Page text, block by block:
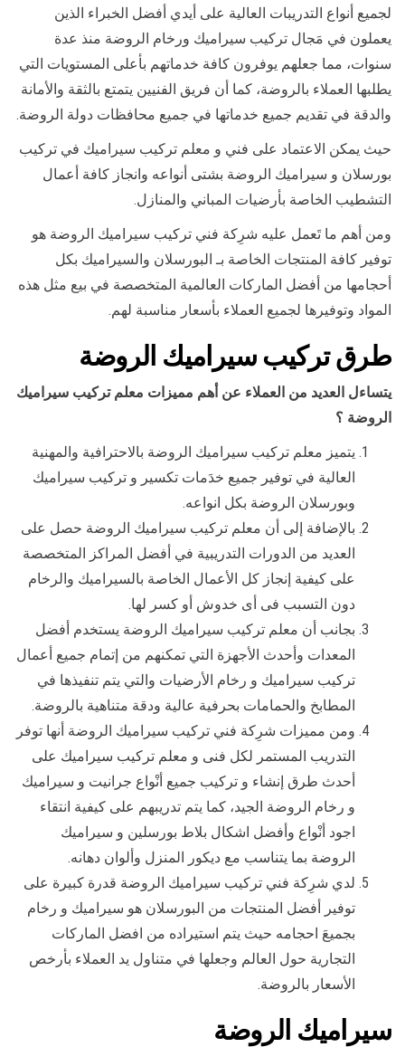
لجميع أنواع التدريبات العالية على أيدي أفضل الخبراء الذين
يعملون في مَجال تركيب سيراميك ورخام الروضة منذ عدة
سنوات، مما جعلهم يوفرون كافة خدماتهم بأعلى المستويات التي
يطلبها العملاء بالروضة، كما أن فريق الفنيين يتمتع بالثقة والأمانة
والدقة في تقديم جميع خدماتها في جميع محافظات دولة الروضة.
حيث يمكن الاعتماد على فني و معلم تركيب سيراميك في تركيب
بورسلان و سيراميك الروضة بشتى أنواعه وانجاز كافة أعمال
التشطيب الخاصة بأرضيات المباني والمنازل.
ومن أهم ما تَعمل عليه شرِكة فني تركيب سيراميك الروضة هو
توفير كافة المنتجات الخاصة بـ البورسلان والسيراميك بكل
أحجامها من أفضل الماركات العالمية المتخصصة في بيع مثل هذه
المواد وتوفيرها لجميع العملاء بأسعار مناسبة لهم.
طرق تركيب سيراميك الروضة
يتساءل العديد من العملاء عن أهم مميزات معلم تركيب سيراميك
الروضة ؟
يتميز معلم تركيب سيراميك الروضة بالاحترافية والمهنية
العالية في توفير جميع خدَمات تكسير و تركيب سيراميك
وبورسلان الروضة بكل انواعه.
بالإضافة إلى أن معلم تركيب سيراميك الروضة حصل على
العديد من الدورات التدريبية في أفضل المراكز المتخصصة
على كيفية إنجاز كل الأعمال الخاصة بالسيراميك والرخام
دون التسبب فى أى خدوش أو كسر لها.
بجانب أن معلم تركيب سيراميك الروضة يستخدم أفضل
المعدات وأحدث الأجهزة التي تمكنهم من إتمام جميع أعمال
تركيب سيراميك و رخام الأرضيات والتي يتم تنفيذها في
المطابخ والحمامات بحرفية عالية ودقة متناهية بالروضة.
ومن مميزات شرِكة فني تركيب سيراميك الروضة أنها توفر
التدريب المستمر لكل فنى و معلم تركيب سيراميك على
أحدث طرق إنشاء و تركيب جميع أنْواع جرانيت و سيراميك
و رخام الروضة الجيد، كما يتم تدريبهم على كيفية انتقاء
اجود أنْواع وأفضل اشكال بلاط بورسلين و سيراميك
الروضة بما يتناسب مع ديكور المنزل وألوان دهانه.
لدي شرِكة فني تركيب سيراميك الروضة قدرة كبيرة على
توفير أفضل المنتجات من البورسلان هو سيراميك و رخام
بجميعَ احجامه حيث يتم استيراده من افضل الماركات
التجارية حول العالم وجعلها في متناول يد العملاء بأرخص
الأسعار بالروضة.
سيراميك الروضة